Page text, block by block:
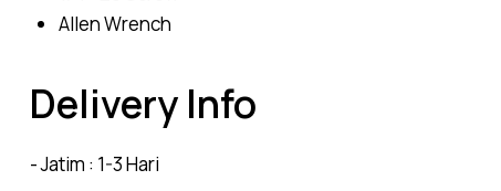
Allen Wrench
Delivery Info
- Jatim : 1-3 Hari